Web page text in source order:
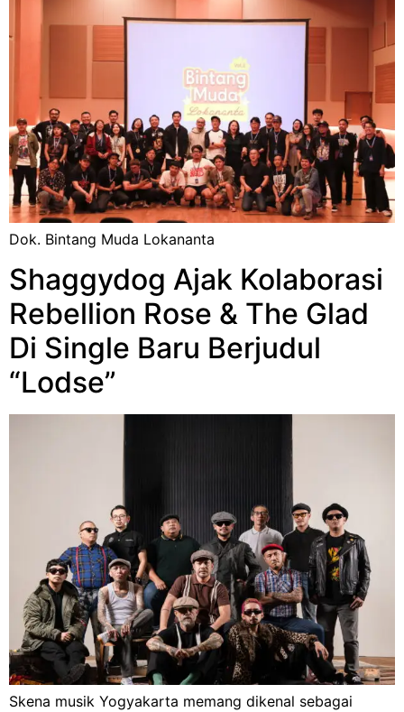
Dok. Bintang Muda Lokananta
Shaggydog Ajak Kolaborasi
Rebellion Rose & The Glad
Di Single Baru Berjudul
“Lodse”
Skena musik Yogyakarta memang dikenal sebagai